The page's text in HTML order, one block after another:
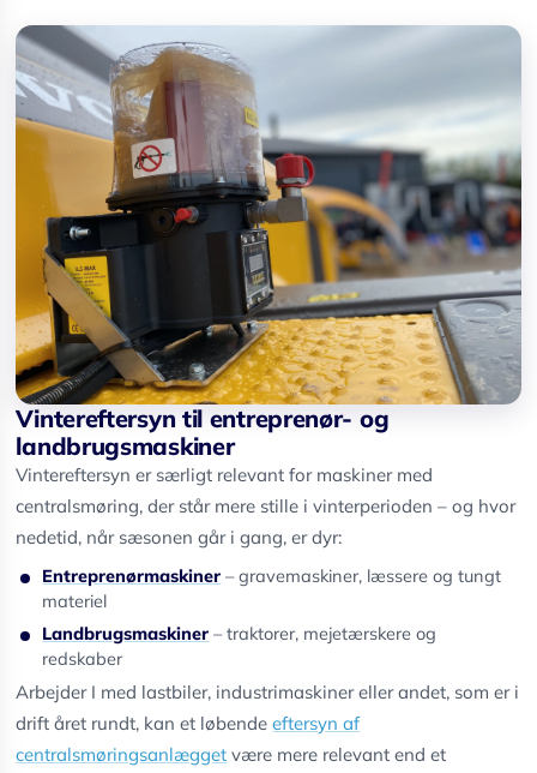
Vintereftersyn til entreprenør- og
landbrugsmaskiner
Vintereftersyn er særligt relevant for maskiner med
centralsmøring, der står mere stille i vinterperioden – og hvor
nedetid, når sæsonen går i gang, er dyr:
Entreprenørmaskiner – gravemaskiner, læssere og tungt
materiel
Landbrugsmaskiner – traktorer, mejetærskere og
redskaber
Arbejder I med lastbiler, industrimaskiner eller andet, som er i
drift året rundt, kan et løbendeeftersyn af
centralsmøringsanlægget være mere relevant end et